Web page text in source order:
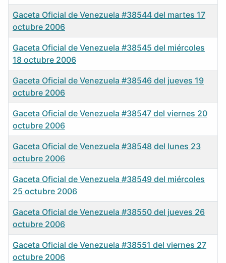
Gaceta Oficial de Venezuela #38544 del martes 17
octubre 2006
Gaceta Oficial de Venezuela #38545 del miércoles
18 octubre 2006
Gaceta Oficial de Venezuela #38546 del jueves 19
octubre 2006
Gaceta Oficial de Venezuela #38547 del viernes 20
octubre 2006
Gaceta Oficial de Venezuela #38548 del lunes 23
octubre 2006
Gaceta Oficial de Venezuela #38549 del miércoles
25 octubre 2006
Gaceta Oficial de Venezuela #38550 del jueves 26
octubre 2006
Gaceta Oficial de Venezuela #38551 del viernes 27
octubre 2006